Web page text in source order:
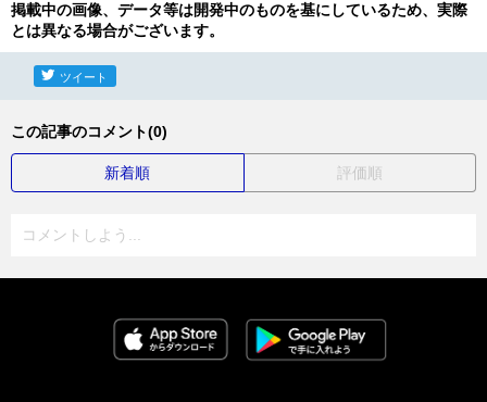
掲載中の画像、データ等は開発中のものを基にしているため、実際
とは異なる場合がございます。
ツイート
この記事のコメント(0)
新着順 評価順
コメントしよう...